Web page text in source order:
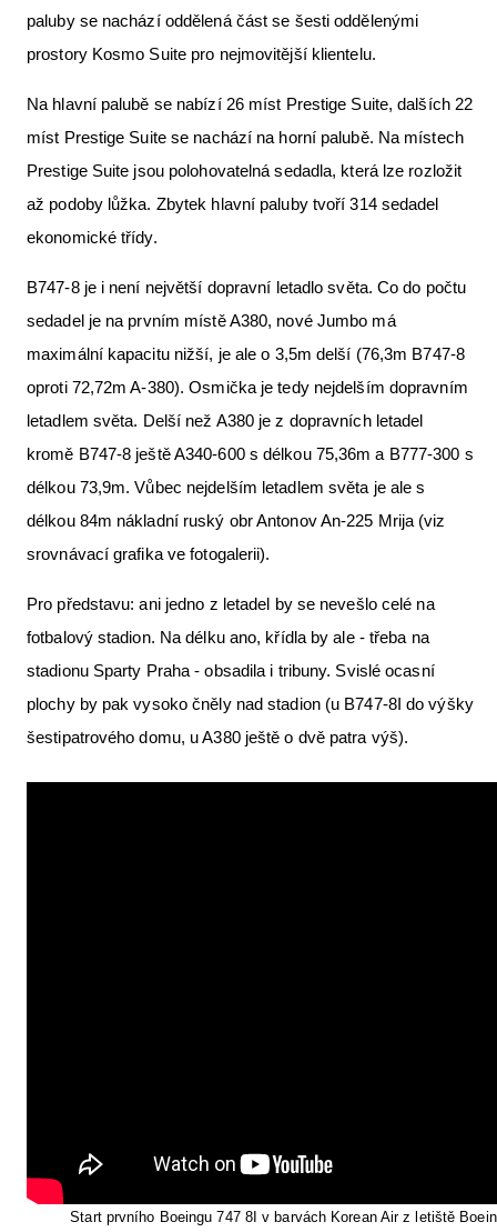
paluby se nachází oddělená část se šesti oddělenými
prostory Kosmo Suite pro nejmovitější klientelu.
Na hlavní palubě se nabízí 26 míst Prestige Suite, dalších 22
míst Prestige Suite se nachází na horní palubě. Na místech
Prestige Suite jsou polohovatelná sedadla, která lze rozložit
až podoby lůžka. Zbytek hlavní paluby tvoří 314 sedadel
ekonomické třídy.
B747-8 je i není největší dopravní letadlo světa. Co do počtu
sedadel je na prvním místě A380, nové Jumbo má
maximální kapacitu nižší, je ale o 3,5m delší (76,3m B747-8
oproti 72,72m A-380). Osmička je tedy nejdelším dopravním
letadlem světa. Delší než A380 je z dopravních letadel
kromě B747-8 ještě A340-600 s délkou 75,36m a B777-300 s
délkou 73,9m. Vůbec nejdelším letadlem světa je ale s
délkou 84m nákladní ruský obr Antonov An-225 Mrija (viz
srovnávací grafika ve fotogalerii).
Pro představu: ani jedno z letadel by se nevešlo celé na
fotbalový stadion. Na délku ano, křídla by ale - třeba na
stadionu Sparty Praha - obsadila i tribuny. Svislé ocasní
plochy by pak vysoko čněly nad stadion (u B747-8I do výšky
šestipatrového domu, u A380 ještě o dvě patra výš).
Start prvního Boeingu 747 8I v barvách Korean Air z letiště